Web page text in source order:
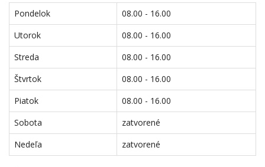
Pondelok
08.00 - 16.00
Utorok
08.00 - 16.00
Streda
08.00 - 16.00
Štvrtok
08.00 - 16.00
Piatok
08.00 - 16.00
Sobota
zatvorené
Nedeľa
zatvorené